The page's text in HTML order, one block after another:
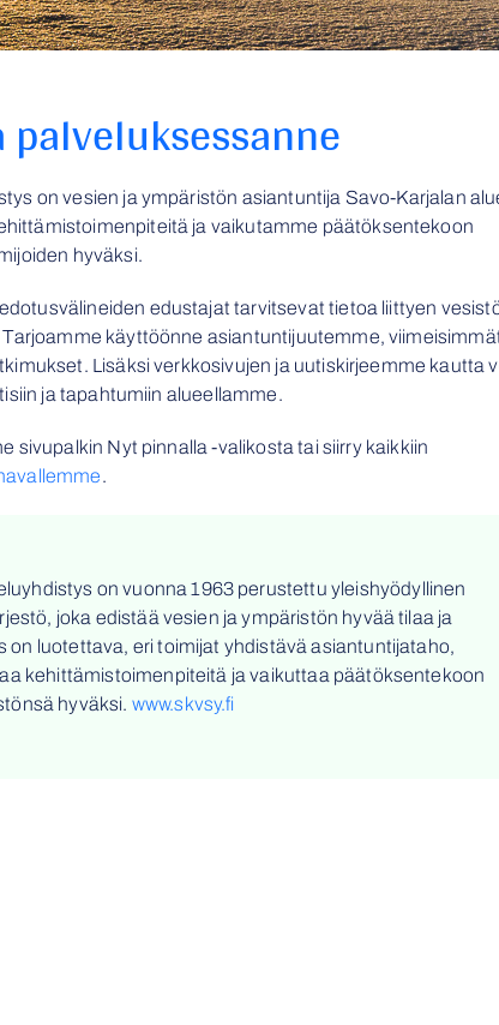
on vesien ja ympäristön asiantuntija Savo-Karjalan
ja vaikutamme päätöksentekoon
hyväksi.
edustajat tarvitsevat tietoa liittyen
käyttöönne asiantuntijuutemme,
Lisäksi verkkosivujen ja uutiskirjeemme kautta
ja tapahtumiin alueellamme.
sivupalkin Nyt pinnalla -valikosta tai siirry kaikkiin
.
on vuonna 1963 perustettu yleishyödyllinen
joka edistää vesien ja ympäristön hyvää tilaa ja
on luotettava, eri toimijat yhdistävä asiantuntijataho,
kehittämistoimenpiteitä ja vaikuttaa päätöksentekoon
hyväksi. www.skvsy.fi